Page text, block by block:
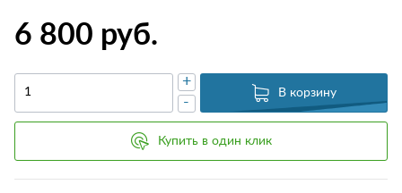
6 800 руб.
-
+
В корзину
Купить в один клик